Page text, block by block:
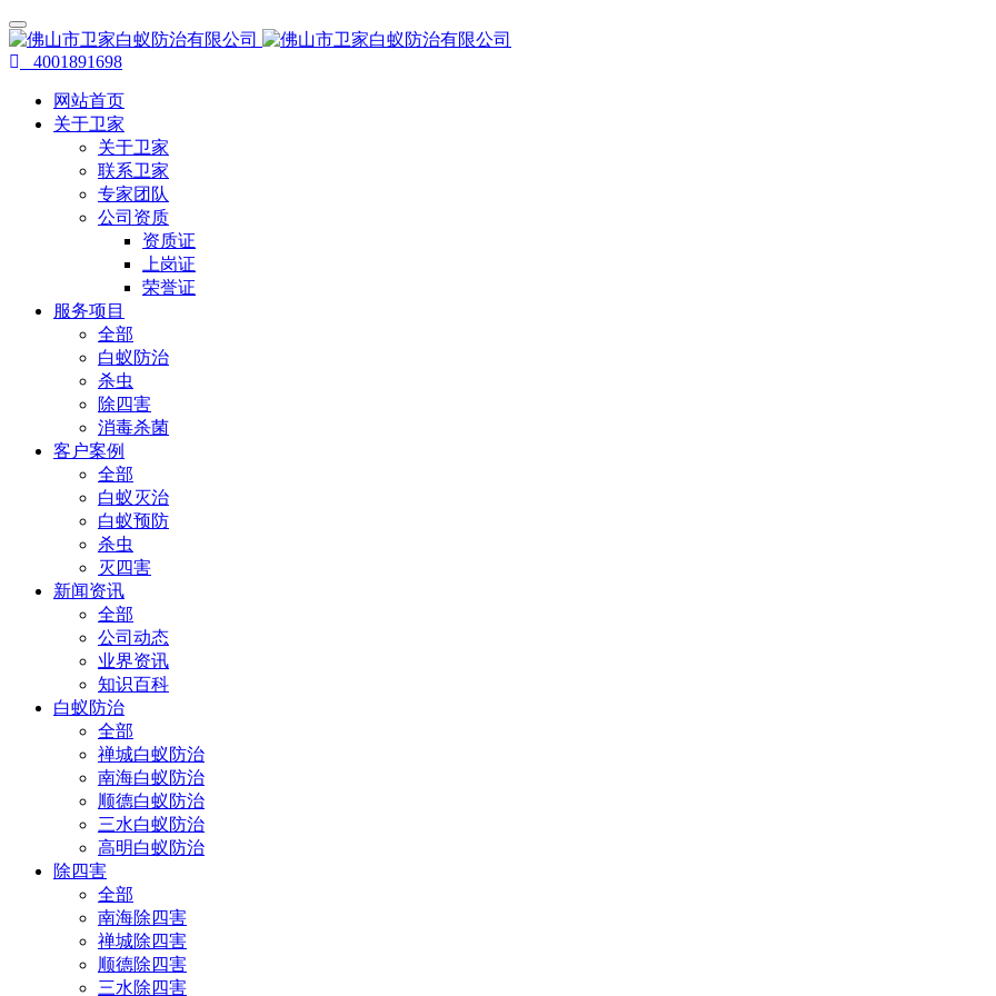
4001891698
网站首页
关于卫家
关于卫家
联系卫家
专家团队
公司资质
资质证
上岗证
荣誉证
服务项目
全部
白蚁防治
杀虫
除四害
消毒杀菌
客户案例
全部
白蚁灭治
白蚁预防
杀虫
灭四害
新闻资讯
全部
公司动态
业界资讯
知识百科
白蚁防治
全部
禅城白蚁防治
南海白蚁防治
顺德白蚁防治
三水白蚁防治
高明白蚁防治
除四害
全部
南海除四害
禅城除四害
顺德除四害
三水除四害